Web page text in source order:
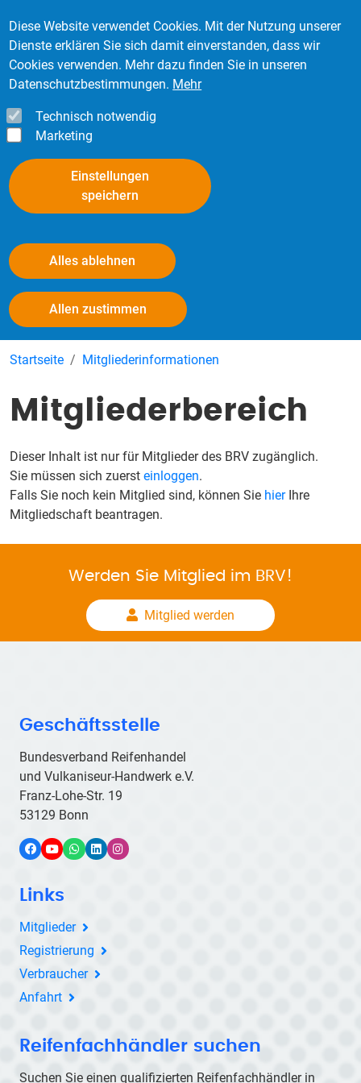
Diese Website verwendet Cookies. Mit der Nutzung unserer
Dienste erklären Sie sich damit einverstanden, dass wir
Cookies verwenden. Mehr dazu finden Sie in unseren
Datenschutzbestimmungen. Mehr
Technisch notwendig
Marketing
Einstellungen
speichern
Alles ablehnen
Allen zustimmen
Kontakt Login
Mitgliederinformationen
Startseite Mitgliederinformationen
Mitgliederbereich
Dieser Inhalt ist nur für Mitglieder des BRV zugänglich.
Sie müssen sich zuerst einloggen.
Falls Sie noch kein Mitglied sind, können Sie hierIhre
Mitgliedschaft beantragen.
Werden Sie Mitglied im BRV!
Mitglied werden
Geschäftsstelle
Bundesverband Reifenhandel
und Vulkaniseur-Handwerk e.V.
Franz-Lohe-Str. 19
53129 Bonn
FacebookYouTubeWhatsAppLinkedInInstagram
Links
Mitglieder
Registrierung
Verbraucher
Anfahrt
Reifenfachhändler suchen
Suchen Sie einen qualifizierten Reifenfachhändler in